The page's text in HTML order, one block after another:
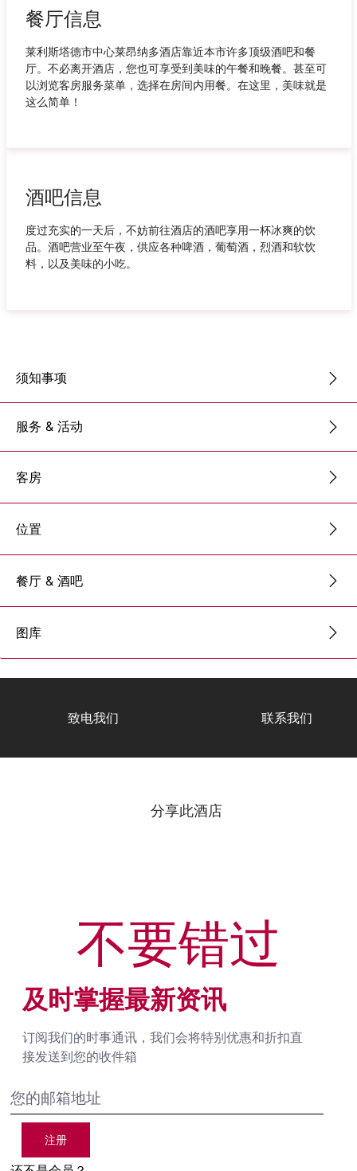
餐厅信息
莱利斯塔德市中心莱昂纳多酒店靠近本市许多顶级酒吧和餐
厅。不必离开酒店，您也可享受到美味的午餐和晚餐。甚至可
以浏览客房服务菜单，选择在房间内用餐。在这里，美味就是
这么简单！
酒吧信息
度过充实的一天后，不妨前往酒店的酒吧享用一杯冰爽的饮
品。酒吧营业至午夜，供应各种啤酒，葡萄酒，烈酒和软饮
料，以及美味的小吃。
须知事项
服务 & 活动
客房
位置
餐厅 & 酒吧
图库
致电我们 联系我们
分享此酒店
及时掌握最新资讯
订阅我们的时事通讯，我们会将特别优惠和折扣直
接发送到您的收件箱
注册
不要错过